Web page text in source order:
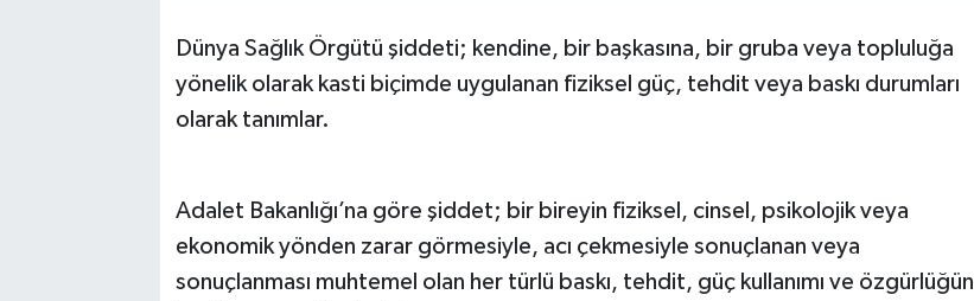
Dünya Sağlık Örgütü şiddeti; kendine, bir başkasına, bir gruba veya topluluğa
yönelik olarak kasti biçimde uygulanan fiziksel güç, tehdit veya baskı durumları
olarak tanımlar.
Adalet Bakanlığı’na göre şiddet; bir bireyin fiziksel, cinsel, psikolojik veya
ekonomik yönden zarar görmesiyle, acı çekmesiyle sonuçlanan veya
sonuçlanması muhtemel olan her türlü baskı, tehdit, güç kullanımı ve özgürlüğün